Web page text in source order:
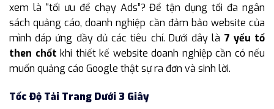
xem là “tối ưu để chạy Ads”? Để tận dụng tối đa ngân
sách quảng cáo, doanh nghiệp cần đảm bảo website của
mình đáp ứng đầy đủ các tiêu chí. Dưới đây là 7 yếu tố
then chốt khi thiết kế website doanh nghiệp cần có nếu
muốn quảng cáo Google thật sự ra đơn và sinh lời.
Tốc Độ Tải Trang Dưới 3 Giây